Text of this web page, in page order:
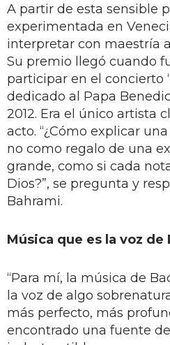
A partir de esta sensible
experimentada en
interpretar con maestría
Su premio llegó cuando
participar en el concierto
dedicado al Papa
2012. Era el único artista
acto. “¿Cómo explicar
no como regalo de una
grande, como si cada
Dios?”, se pregunta y
Bahrami.
Música que es la voz de
“Para mí, la música de
la voz de algo
más perfecto, más
encontrado una fuente